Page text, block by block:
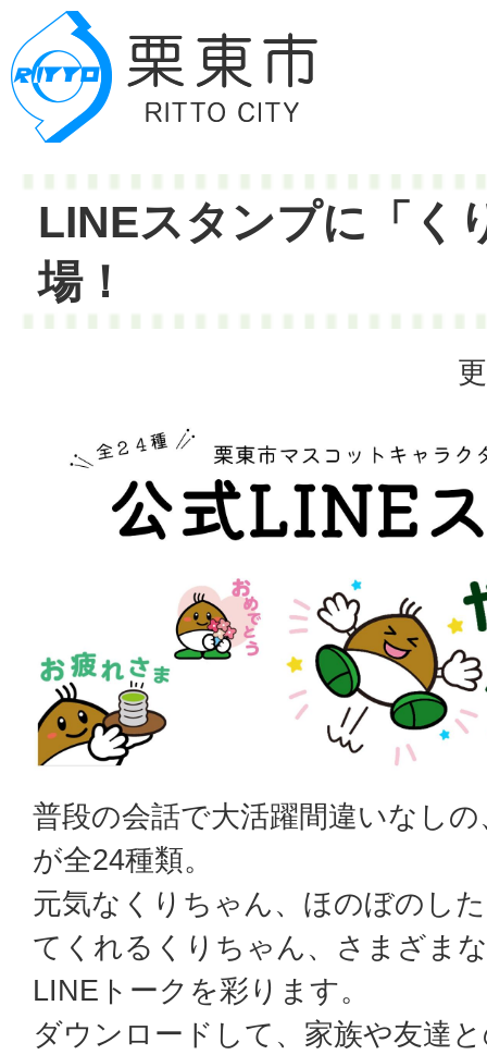
LINEスタンプに「く
場！
普段の会話で大活躍間違いなし
が全24種類。
元気なくりちゃん、ほのぼのし
てくれるくりちゃん、さまざま
LINEトークを彩ります。
ダウンロードして、家族や友達